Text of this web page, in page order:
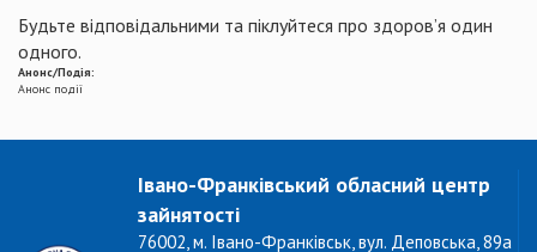
Будьте відповідальними та піклуйтеся про здоров’я один
одного.
Анонс/Подія:
Анонс події
Івано-Франківський обласний центр
зайнятості
76002, м. Івано-Франківськ, вул. Деповська, 89а